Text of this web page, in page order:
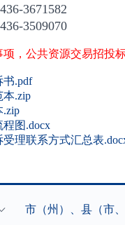
3671582
3509070
，公共资源交易招投
书.pdf
本.zip
.zip
图.docx
理联系方式汇总表
市（州）、县（市